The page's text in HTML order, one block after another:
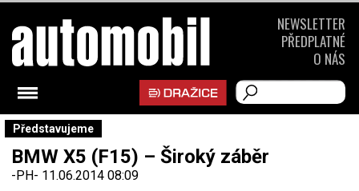
Představujeme
BMW X5 (F15) – Široký záběr
-PH- 11.06.2014 08:09
NEWSLETTER
PŘEDPLATNÉ
O NÁS